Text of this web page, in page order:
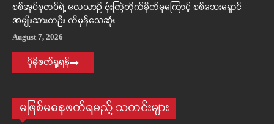
စစ်အုပ်စုတပ်ရဲ့ လေယာဉ် ဗုံးကြဲတိုက်ခိုက်မှုကြောင့် စစ်ဘေးရှောင်
အမျိုးသားတဦး ထိမှန်သေဆုံး
August 7, 2026
ပိုမိုဖတ်ရှုရန်
မဖြစ်မနေဖတ်ရမည့် သတင်းများ